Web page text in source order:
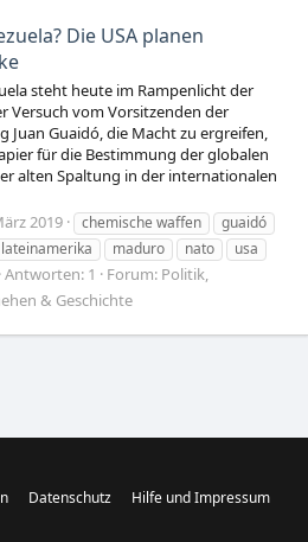
Die USA planen
steht heute im Rampenlicht der
Versuch vom Vorsitzenden der
Juan Guaidó, die Macht zu ergreifen,
für die Bestimmung der globalen
alten Spaltung in der internationalen
2019 chemische waffen
guaidó
lateinamerika maduro nato
usa
Antworten: 1 Forum: Politik,
& Geschichte
Datenschutz
Hilfe und Impressum